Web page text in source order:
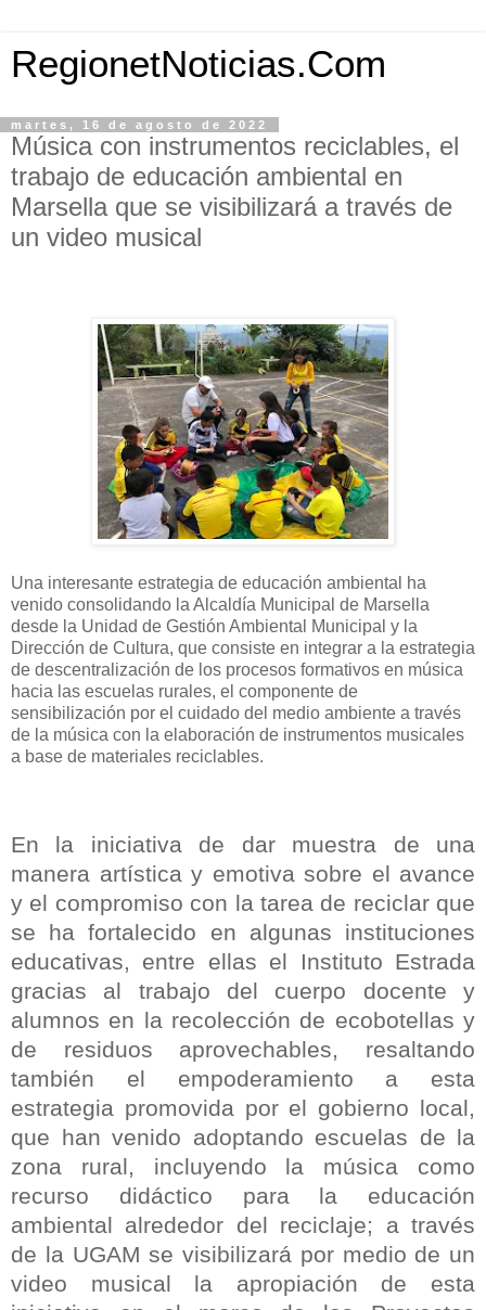
RegionetNoticias.Com
martes, 16 de agosto de 2022
Música con instrumentos reciclables, el
trabajo de educación ambiental en
Marsella que se visibilizará a través de
un video musical
Una interesante estrategia de educación ambiental ha
venido consolidando la Alcaldía Municipal de Marsella
desde la Unidad de Gestión Ambiental Municipal y la
Dirección de Cultura, que consiste en integrar a la estrategia
de descentralización de los procesos formativos en música
hacia las escuelas rurales, el componente de
sensibilización por el cuidado del medio ambiente a través
de la música con la elaboración de instrumentos musicales
a base de materiales reciclables.
En la iniciativa de dar muestra de una
manera artística y emotiva sobre el avance
y el compromiso con la tarea de reciclar que
se ha fortalecido en algunas instituciones
educativas, entre ellas el Instituto Estrada
gracias al trabajo del cuerpo docente y
alumnos en la recolección de ecobotellas y
de residuos aprovechables, resaltando
también el empoderamiento a esta
estrategia promovida por el gobierno local,
que han venido adoptando escuelas de la
zona rural, incluyendo la música como
recurso didáctico para la educación
ambiental alrededor del reciclaje; a través
de la UGAM se visibilizará por medio de un
video musical la apropiación de esta